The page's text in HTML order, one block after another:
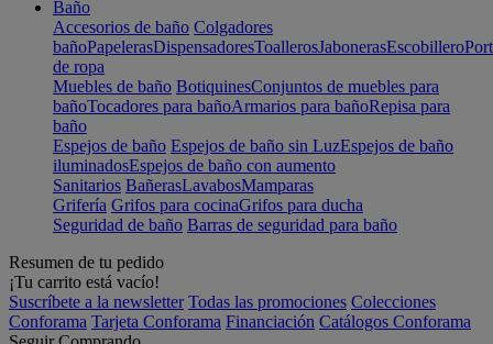
Baño
Accesorios de baño Colgadores
bañoPapelerasDispensadoresToallerosJabonerasEscobillero
de ropa
Muebles de baño BotiquinesConjuntos de muebles para
bañoTocadores para bañoArmarios para bañoRepisa para
baño
Espejos de baño Espejos de baño sin LuzEspejos de baño
iluminadosEspejos de baño con aumento
Sanitarios BañerasLavabosMamparas
Grifería Grifos para cocinaGrifos para ducha
Seguridad de baño Barras de seguridad para baño
Resumen de tu pedido
¡Tu carrito está vacío!
Suscríbete a la newsletter Todas las promociones Colecciones
Conforama Tarjeta Conforama Financiación Catálogos Conforama